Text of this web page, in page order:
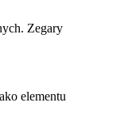
Zegary
elementu